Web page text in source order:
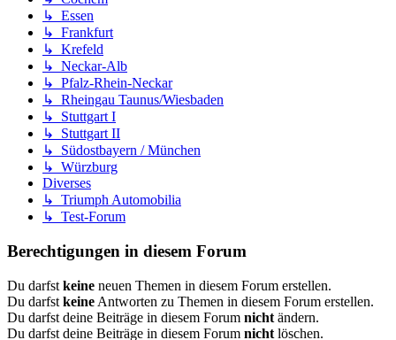
↳ Essen
↳ Frankfurt
↳ Krefeld
↳ Neckar-Alb
↳ Pfalz-Rhein-Neckar
↳ Rheingau Taunus/Wiesbaden
↳ Stuttgart I
↳ Stuttgart II
↳ Südostbayern / München
↳ Würzburg
Diverses
↳ Triumph Automobilia
↳ Test-Forum
Berechtigungen in diesem Forum
Du darfst keine neuen Themen in diesem Forum erstellen.
Du darfst keine Antworten zu Themen in diesem Forum erstellen.
Du darfst deine Beiträge in diesem Forum nicht ändern.
Du darfst deine Beiträge in diesem Forum nicht löschen.